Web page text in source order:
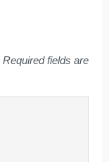
Required fields are